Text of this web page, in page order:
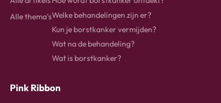
Alle thema'sWelke behandelingen zijn er?
Kun je borstkanker vermijden?
Wat na de behandeling?
Wat is borstkanker?
Pink Ribbon